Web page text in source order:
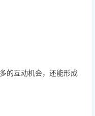
的互动机会，还能形成